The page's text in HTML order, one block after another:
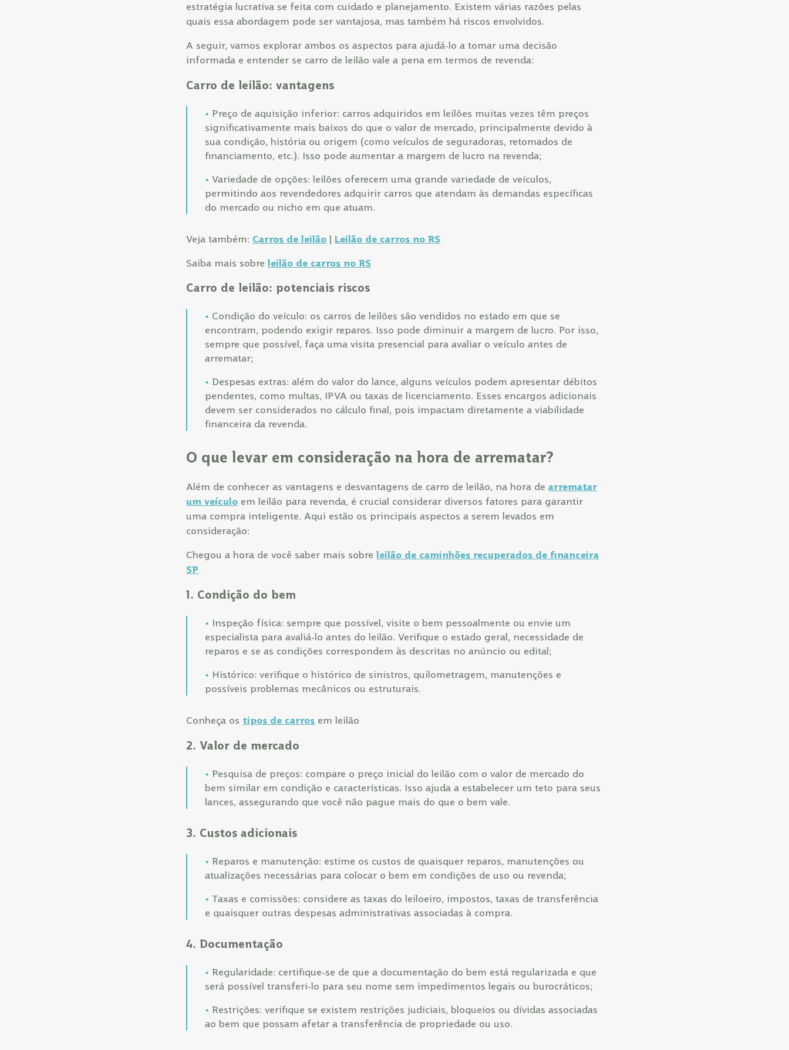
estratégia lucrativa se feita com cuidado e planejamento. Existem várias razões pelas
quais essa abordagem pode ser vantajosa, mas também há riscos envolvidos.
A seguir, vamos explorar ambos os aspectos para ajudá-lo a tomar uma decisão
informada e entender se carro de leilão vale a pena em termos de revenda:
Carro de leilão: vantagens
Preço de aquisição inferior: carros adquiridos em leilões muitas vezes têm preços
significativamente mais baixos do que o valor de mercado, principalmente devido à
sua condição, história ou origem (como veículos de seguradoras, retomados de
financiamento, etc.). Isso pode aumentar a margem de lucro na revenda;
Variedade de opções: leilões oferecem uma grande variedade de veículos,
permitindo aos revendedores adquirir carros que atendam às demandas específicas
do mercado ou nicho em que atuam.
Veja também: Carros de leilão | Leilão de carros no RS
Saiba mais sobreleilão de carros no RS
Carro de leilão: potenciais riscos
Condição do veículo: os carros de leilões são vendidos no estado em que se
encontram, podendo exigir reparos. Isso pode diminuir a margem de lucro. Por isso,
sempre que possível, faça uma visita presencial para avaliar o veículo antes de
arrematar;
Despesas extras: além do valor do lance, alguns veículos podem apresentar débitos
pendentes, como multas, IPVA ou taxas de licenciamento. Esses encargos adicionais
devem ser considerados no cálculo final, pois impactam diretamente a viabilidade
financeira da revenda.
O que levar em consideração na hora de arrematar?
Além de conhecer as vantagens e desvantagens de carro de leilão, na hora dearrematar
um veículo em leilão para revenda, é crucial considerar diversos fatores para garantir
uma compra inteligente. Aqui estão os principais aspectos a serem levados em
consideração:
Chegou a hora de você saber mais sobreleilão de caminhões recuperados de financeira
SP
1. Condição do bem
Inspeção física: sempre que possível, visite o bem pessoalmente ou envie um
especialista para avaliá-lo antes do leilão. Verifique o estado geral, necessidade de
reparos e se as condições correspondem às descritas no anúncio ou edital;
Histórico: verifique o histórico de sinistros, quilometragem, manutenções e
possíveis problemas mecânicos ou estruturais.
Conheça os tipos de carros em leilão
2. Valor de mercado
Pesquisa de preços: compare o preço inicial do leilão com o valor de mercado do
bem similar em condição e características. Isso ajuda a estabelecer um teto para seus
lances, assegurando que você não pague mais do que o bem vale.
3. Custos adicionais
Reparos e manutenção: estime os custos de quaisquer reparos, manutenções ou
atualizações necessárias para colocar o bem em condições de uso ou revenda;
Taxas e comissões: considere as taxas do leiloeiro, impostos, taxas de transferência
e quaisquer outras despesas administrativas associadas à compra.
4. Documentação
Regularidade: certifique-se de que a documentação do bem está regularizada e que
será possível transferi-lo para seu nome sem impedimentos legais ou burocráticos;
Restrições: verifique se existem restrições judiciais, bloqueios ou dívidas associadas
ao bem que possam afetar a transferência de propriedade ou uso.